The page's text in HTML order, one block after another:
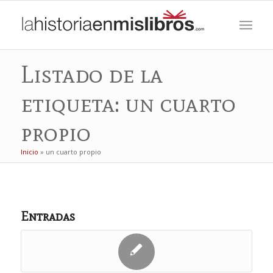
Listado de la
etiqueta: un cuarto
propio
Inicio » un cuarto propio
Entradas